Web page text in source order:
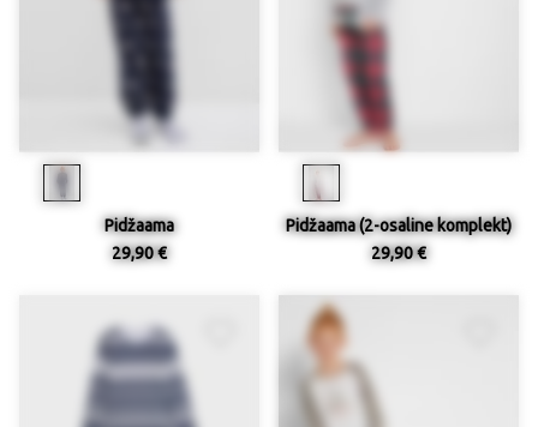
Pidžaama
29,90 €
Pidžaama (2-osaline komplekt)
29,90 €